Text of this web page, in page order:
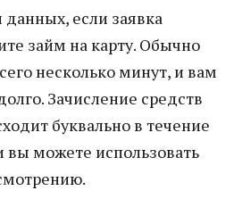
если заявка
займ на карту. Обычно
несколько минут, и вам
Зачисление средств
буквально в течение
вы можете использовать